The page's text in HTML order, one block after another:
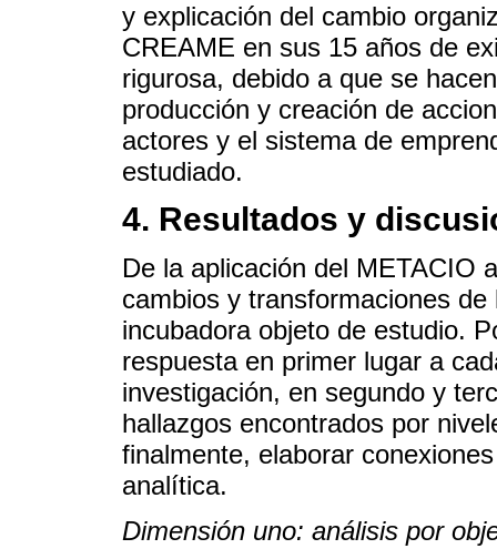
y explicación del cambio
CREAME en sus 15 años de
rigurosa, debido a que se
producción y creación de
actores y el sistema de
estudiado.
4. Resultados y
De la aplicación del METACIO
cambios y transformaciones
incubadora objeto de estudio.
respuesta en primer lugar a
investigación, en segundo y
hallazgos encontrados por
finalmente, elaborar
analítica.
Dimensión uno: análisis por